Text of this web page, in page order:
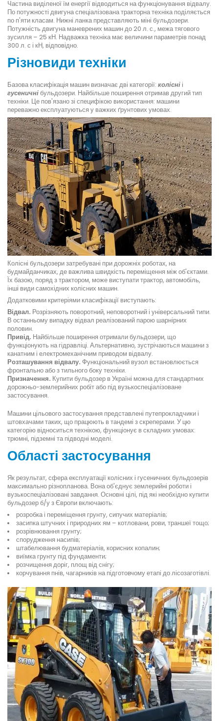
Частина виділеної їм енергії відводиться на функціонування відвалу.
По потужності двигуна спеціалізована тракторна техніка поділяється
по п'яти класам. Нижні ланка представляють міні бульдозери.
Потужність двигуна маневрених машин до 20 л. с., межа тягового
зусилля – 25 кН. Надважка техніка має величини параметрів понад
300 л. с і кН, відповідно.
Різновиди техніки
Базова класифікація машин визначає дві категорії: колісні і
гусеничнібульдозери. Найбільше поширення отримав другий тип
техніки. Це пов'язано зі специфікою використання: машини
переважно експлуатуються у важких ґрунтових умовах.
Колісні бульдозери затребувані при дорожніх роботах, на
будмайданчиках, де важлива швидкість переміщення між об'єктами.
Їх базою, поряд з трактором, може виступати трактор, автомобіль,
інші види самохідних колісних машин.
Додатковими критеріями класифікації виступають:
Відвал. Розрізняють поворотний, неповоротний і універсальний типи.
В останньому випадку відвал реалізований парою шарнірних
половин.
Привід. Найбільше поширення отримали бульдозери, що
функціонують на гідравліці. Альтернативно, зустрічаються машини з
канатним і електромеханічним приводом відвалу.
Розташування відвалу. Функціональний вузол встановлюється
фронтально або з тильного боку техніки.
Призначення. Купити бульдозер в Україні можна для стандартних
дорожньо-землерийних робіт або під вузькоспеціалізоване
застосування.
Машини цільового застосування представлені путепрокладчики і
штовхачами таких, що працюють в тандемі з скреперами. У цю
категорію відноситься технікою, функціонує в складних умовах:
трюмні, підземні та підводні моделі.
Області застосування
Як результат, сфера експлуатації колісних і гусеничних бульдозерів
максимально різнопланова. Вона об'єднує землерийні роботи і
вузькоспеціалізовані завдання. Основні цілі, під які необхідно купити
бульдозер б/у з Європи включають:
розробка і переміщення грунту, сипучих матеріалів;
засипка штучних і природних ям – котловани, рови, траншеї тощо;
розрівнювання грунту;
спорудження насипів;
штабелювання будматеріалів, корисних копалин;
виїмка грунту під фундаменти;
розчищення доріг, площ від снігу;
корчування пнів, чагарників на підготовчому етапі до лісозаготівлі.